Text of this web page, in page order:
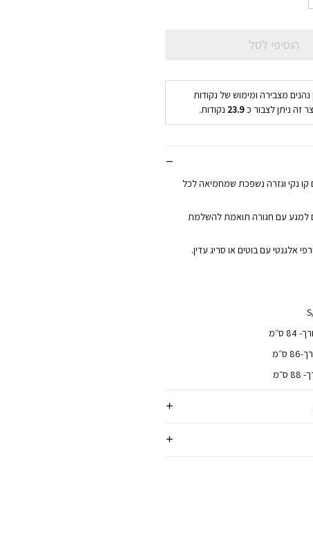
הוסיפי לסל
נהנים מצבירה ומימוש של נקודות
זה ניתן לצבור כ23.9 נקודות.
נקי וגזרה נשפכת שמחמיאה לכל
למגע עם חגורה תואמת להשלמת
אלגנטי עם בוטים או סריג עדין.